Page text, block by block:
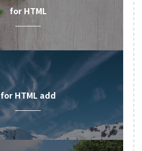
for HTML
for HTML add